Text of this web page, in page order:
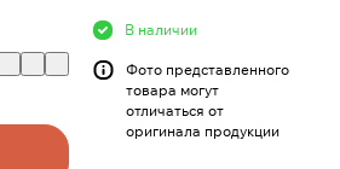
В наличии
Фото представленного
товара могут
отличаться от
оригинала продукции